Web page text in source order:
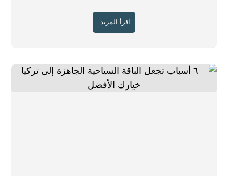
اقرأ المزيد